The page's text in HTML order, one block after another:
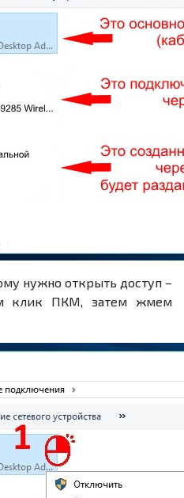
нужно открыть доступ –
клик ПКМ, затем жмем